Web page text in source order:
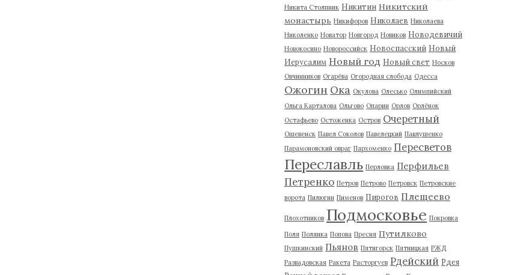
Никита Столпник Никитин Никитский
монастырь Никифоров Николаев Николаева
Николенко Новатор Новгород Новиков Новодевичий
Новокосино Новороссийск Новоспасский Новый
Иерусалим Новый год Новый свет Носков
Овчинников Огарёва Огородная слобода Одесса
Ожогин Ока Окулова Олесько Олимпийский
Ольга Карталова Ольгово Опарин Орлов Орлёнок
Остафьево Остоженка Остров Очеретный
Ошевенск Павел Соколов Павелецкий Павлушенко
Парамоновский овраг Пархоменко Пересветов
Переславль Перловка Перфильев
Петренко Петров Петрово Петровск Петровские
ворота Пилюгин Пименов Пирогов Плещеево
Плохотников Подмосковье Покровка
Поля Полянка Попова Пресня Путилково
Пушкинский Пьянов Пятигорск Пятницкая РЖД
Развадовская Ракета Расторгуев Рдейский Рдея